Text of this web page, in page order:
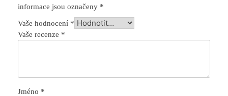
informace jsou označeny *
Vaše hodnocení *
Vaše recenze *
Jméno *